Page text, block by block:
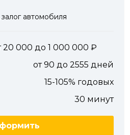
автомобиля
20 000 до 1 000 000
от 90 до 2555 дней
15-105% годовых
30 минут